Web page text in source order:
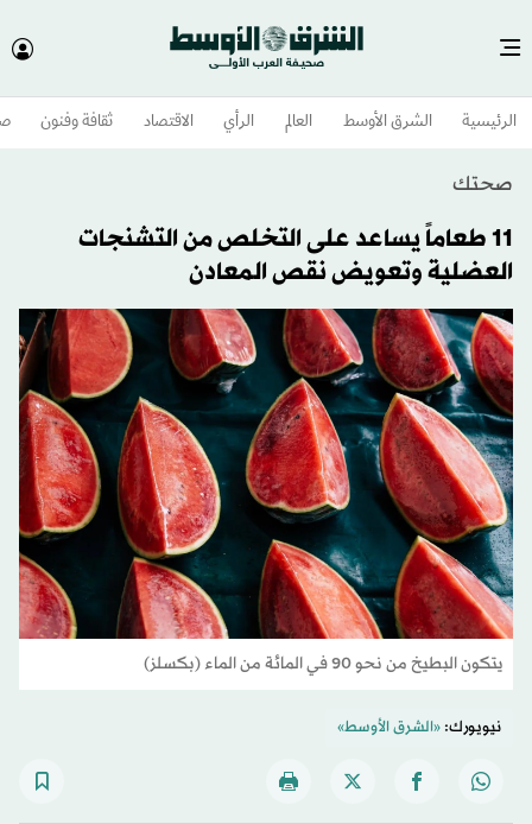
الرئيسية الشرق الأوسط​ العالم الرأي الاقتصاد ثقافة وفنون
صحتك
11 طعاماً يساعد على التخلص من التشنجات
العضلية وتعويض نقص المعادن
يتكون البطيخ من نحو 90 في المائة من الماء (بكسلز)
نيويورك:«الشرق الأوسط»